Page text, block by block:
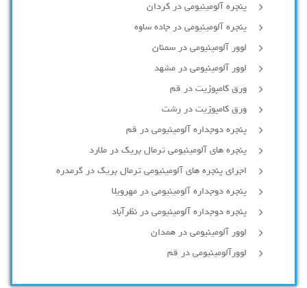
پنجره آلومینیومی در کردان
پنجره آلومینیومی در جاده ساوه
لوور آلومینیومی در سمنان
لوور آلومینیومی در مشهد
ورق کامپوزیت در قم
ورق کامپوزیت در رشت
پنجره دوجداره آلومينيومی در قم
پنجره های آلومینیومی ترمال بریک در ملارد
اجرای پنجره های آلومینیومی ترمال بریک در گرمدره
پنجره دوجداره آلومینیومی در مهرویلا
پنجره دوجداره آلومینیومی در نظرآباد
لوور آلومینیومی در همدان
لوورآلومینیومی در قم